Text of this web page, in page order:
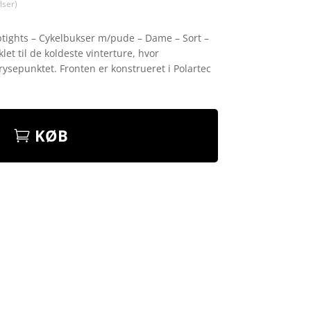
– Cykelbukser m/pude – Dame – Sort –
til de koldeste vinterture, hvor
Fronten er konstrueret i Polartec
KØB